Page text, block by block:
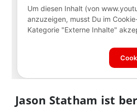
Jason Statham ist